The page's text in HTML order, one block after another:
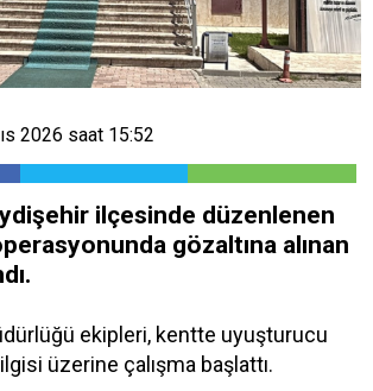
2026 saat 15:52
ilçesinde düzenlenen
gözaltına alınan
ekipleri, kentte uyuşturucu
üzerine çalışma başlattı.